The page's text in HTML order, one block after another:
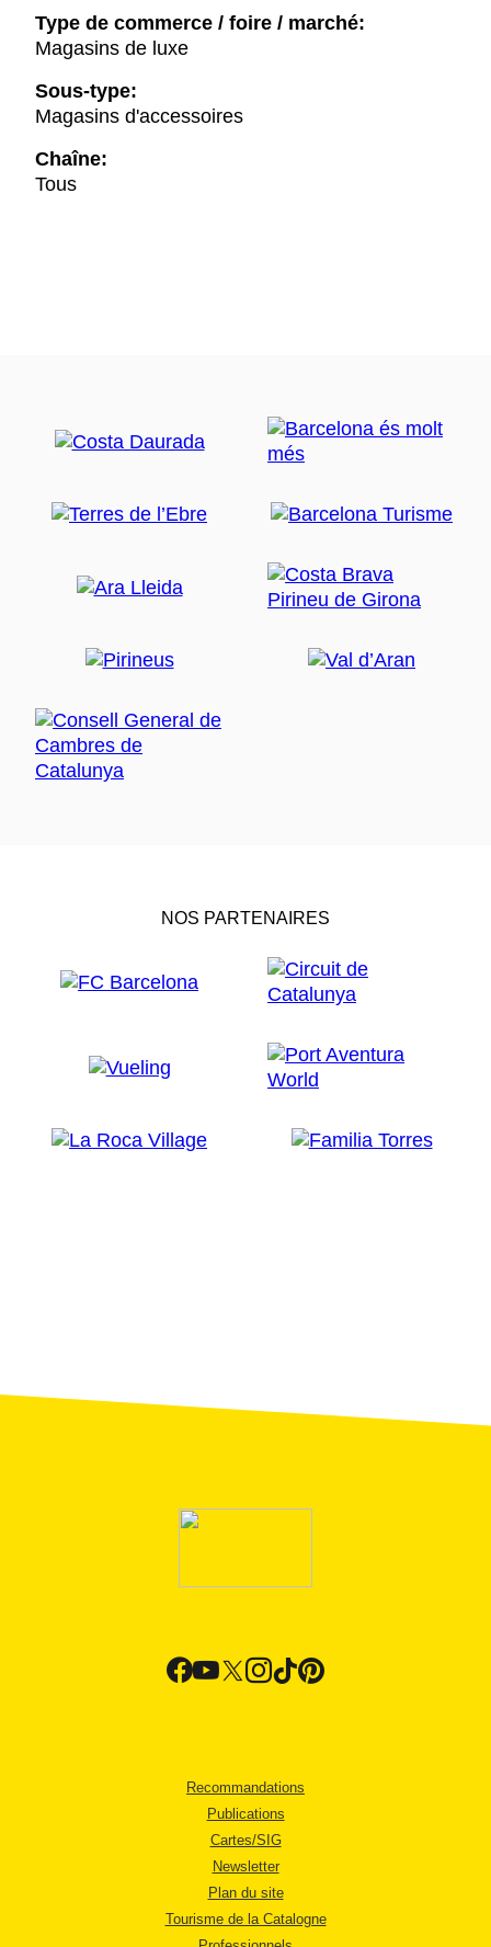
Type de commerce / foire / marché:
Magasins de luxe
Sous-type:
Magasins d'accessoires
Chaîne:
Tous
NOS PARTENAIRES
Recommandations
Publications
Cartes/SIG
Newsletter
Plan du site
Tourisme de la Catalogne